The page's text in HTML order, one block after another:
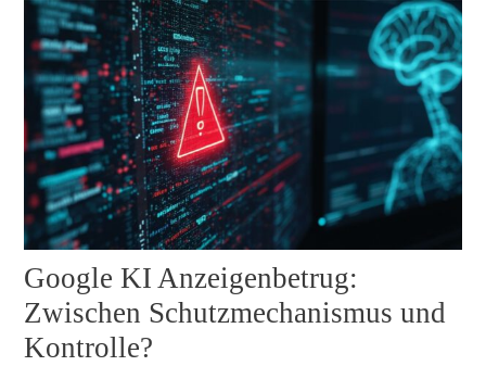
Google KI Anzeigenbetrug:
Zwischen Schutzmechanismus und
Kontrolle?